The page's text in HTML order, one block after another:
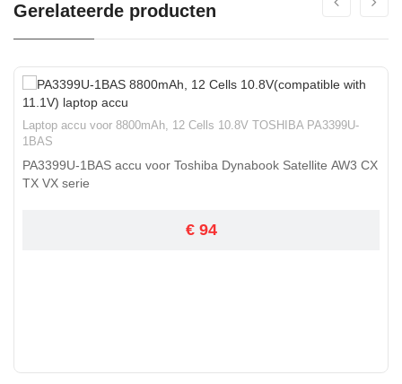
Gerelateerde producten
Laptop accu voor 8800mAh, 12 Cells 10.8V TOSHIBA PA3399U-
1BAS
PA3399U-1BAS accu voor Toshiba Dynabook Satellite AW3 CX
TX VX serie
€ 94